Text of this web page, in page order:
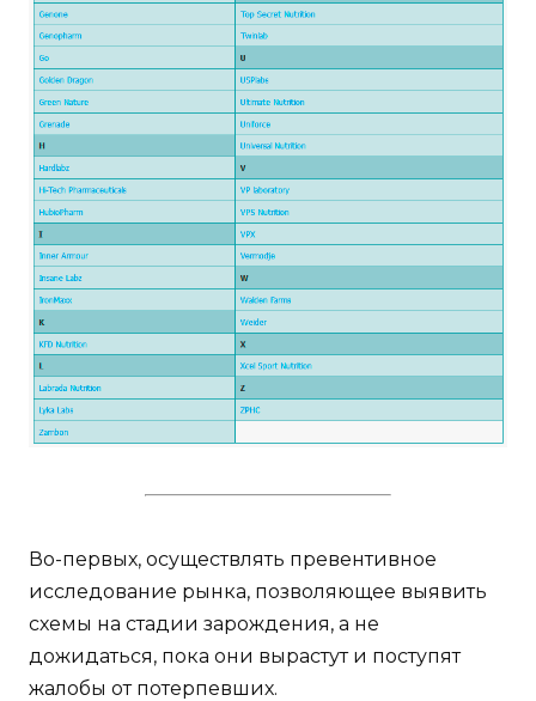
Во-первых, осуществлять превентивное
исследование рынка, позволяющее выявить
схемы на стадии зарождения, а не
дожидаться, пока они вырастут и поступят
жалобы от потерпевших.